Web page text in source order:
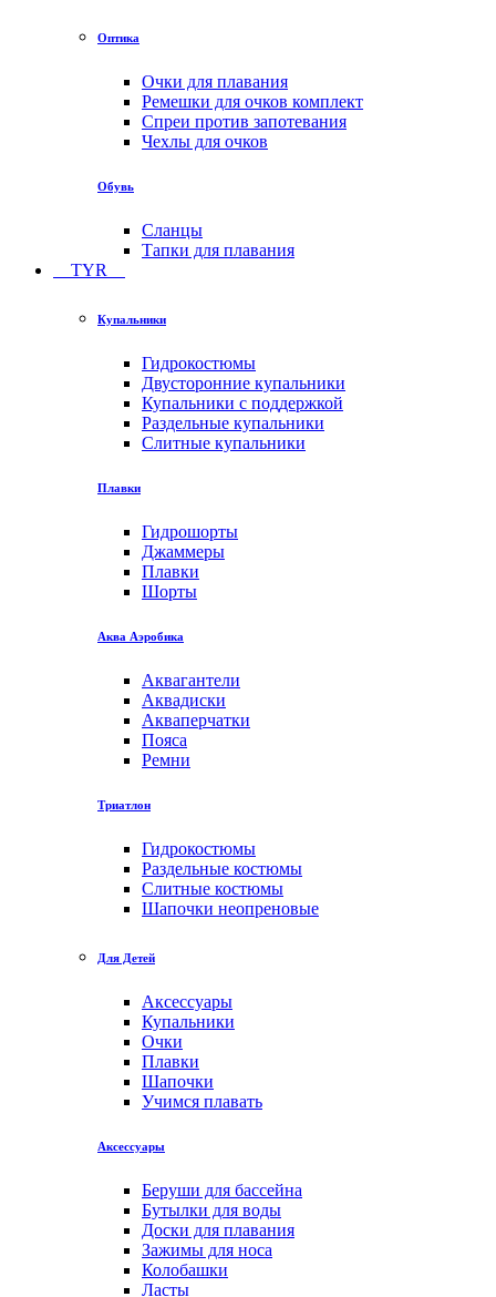
Оптика
Очки для плавания
Ремешки для очков комплект
Спреи против запотевания
Чехлы для очков
Обувь
Сланцы
Тапки для плавания
TYR
Купальники
Гидрокостюмы
Двусторонние купальники
Купальники с поддержкой
Раздельные купальники
Слитные купальники
Плавки
Гидрошорты
Джаммеры
Плавки
Шорты
Аква Аэробика
Аквагантели
Аквадиски
Акваперчатки
Пояса
Ремни
Триатлон
Гидрокостюмы
Раздельные костюмы
Слитные костюмы
Шапочки неопреновые
Для Детей
Аксессуары
Купальники
Очки
Плавки
Шапочки
Учимся плавать
Аксессуары
Беруши для бассейна
Бутылки для воды
Доски для плавания
Зажимы для носа
Колобашки
Ласты